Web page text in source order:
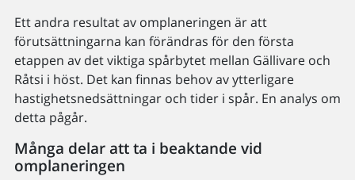
Ett andra resultat av omplaneringen är att
förutsättningarna kan förändras för den första
etappen av det viktiga spårbytet mellan Gällivare och
Råtsi i höst. Det kan finnas behov av ytterligare
hastighetsnedsättningar och tider i spår. En analys om
detta pågår.
Många delar att ta i beaktande vid
omplaneringen